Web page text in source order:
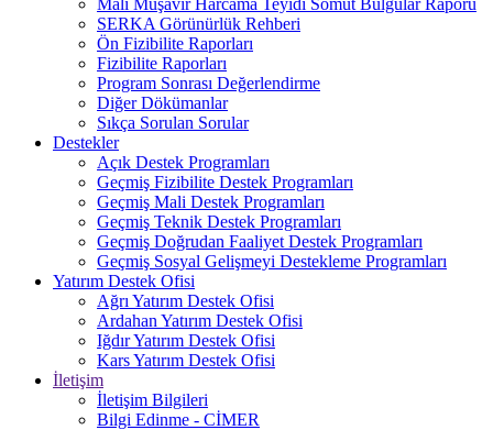
Mali Müşavir Harcama Teyidi Somut Bulgular Raporu
SERKA Görünürlük Rehberi
Ön Fizibilite Raporları
Fizibilite Raporları
Program Sonrası Değerlendirme
Diğer Dökümanlar
Sıkça Sorulan Sorular
Destekler
Açık Destek Programları
Geçmiş Fizibilite Destek Programları
Geçmiş Mali Destek Programları
Geçmiş Teknik Destek Programları
Geçmiş Doğrudan Faaliyet Destek Programları
Geçmiş Sosyal Gelişmeyi Destekleme Programları
Yatırım Destek Ofisi
Ağrı Yatırım Destek Ofisi
Ardahan Yatırım Destek Ofisi
Iğdır Yatırım Destek Ofisi
Kars Yatırım Destek Ofisi
İletişim
İletişim Bilgileri
Bilgi Edinme - CİMER